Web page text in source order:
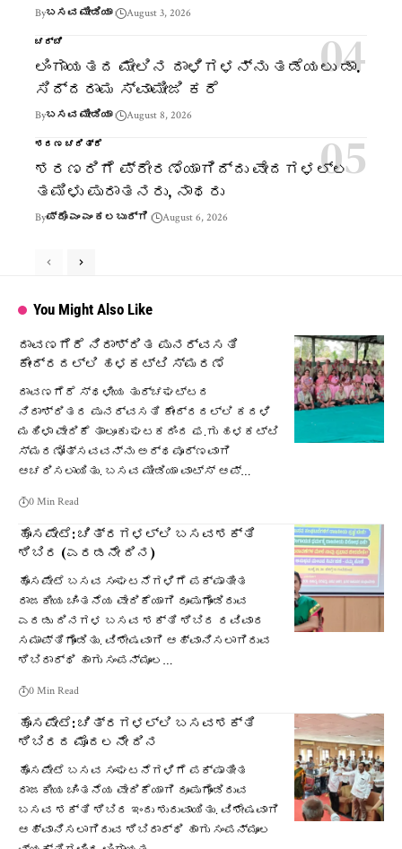
Byಬಸವ ಮೀಡಿಯಾ August 3, 2026
ಚರ್ಚೆ
ಲಿಂಗಾಯತದ ಮೇಲಿನ ದಾಳಿಗಳನ್ನು ತಡೆಯಲು ಡಾ.
ಸಿದ್ದರಾಮ ಸ್ವಾಮೀಜಿ ಕರೆ
Byಬಸವ ಮೀಡಿಯಾ August 8, 2026
ಶರಣ ಚರಿತ್ರೆ
ಶರಣರಿಗೆ ಪ್ರೇರಣೆಯಾಗಿದ್ದು ವೇದಗಳಲ್ಲ
ತಮಿಳು ಪುರಾತನರು, ನಾಥರು
Byಪ್ರೊ ಎಂ ಎಂ ಕಲಬುರ್ಗಿ August 6, 2026
You Might Also Like
ದಾವಣಗೆರೆ ನಿರಾಶ್ರಿತ ಪುನರ್ವಸತಿ
ಕೇಂದ್ರದಲ್ಲಿ ಹಳಕಟ್ಟಿ ಸ್ಮರಣೆ
ದಾವಣಗೆರೆ ಸ್ಥಳೀಯ ತುರ್ಚಘಟ್ಟದ
ನಿರಾಶ್ರಿತರ ಪುನರ್ವಸತಿ ಕೇಂದ್ರದಲ್ಲಿ ಕದಳಿ
ಮಹಿಳಾ ವೇದಿಕೆ ತಾಲೂಕು ಘಟಕದಿಂದ ಫ.ಗು ಹಳಕಟ್ಟಿ
ಸ್ಮರಣೋತ್ಸವವನ್ನು ಅರ್ಥಪೂರ್ಣವಾಗಿ
ಆಚರಿಸಲಾಯಿತು. ಬಸವ ಮೀಡಿಯಾ ವಾಟ್ಸ್ ಆಪ್…
0 Min Read
ಹೊಸಪೇಟೆ: ಚಿತ್ರಗಳಲ್ಲಿ ಬಸವಶಕ್ತಿ
ಶಿಬಿರ (ಎರಡನೇ ದಿನ)
ಹೊಸಪೇಟೆ ಬಸವ ಸಂಘಟನೆಗಳಿಗೆ ಪಕ್ಷಾತೀತ
ರಾಜಕೀಯ ಚಿಂತನೆಯ ವೇದಿಕೆಯಾಗಿ ರೂಪುಗೊಂಡಿರುವ
ಎರಡು ದಿನಗಳ ಬಸವ ಶಕ್ತಿ ಶಿಬಿರ ರವಿವಾರ
ಸಮಾಪ್ತಿಗೊಂಡಿತು. ವಿಶೇಷವಾಗಿ ಆಹ್ವಾನಿಸಲಾಗಿರುವ
ಶಿಬಿರಾರ್ಥಿ ಹಾಗು ಸಂಪನ್ಮೂಲ…
0 Min Read
ಹೊಸಪೇಟೆ: ಚಿತ್ರಗಳಲ್ಲಿ ಬಸವಶಕ್ತಿ
ಶಿಬಿರದ ಮೊದಲನೇ ದಿನ
ಹೊಸಪೇಟೆ ಬಸವ ಸಂಘಟನೆಗಳಿಗೆ ಪಕ್ಷಾತೀತ
ರಾಜಕೀಯ ಚಿಂತನೆಯ ವೇದಿಕೆಯಾಗಿ ರೂಪುಗೊಂಡಿರುವ
ಬಸವ ಶಕ್ತಿ ಶಿಬಿರ ಇಂದು ಶುರುವಾಯಿತು. ವಿಶೇಷವಾಗಿ
ಆಹ್ವಾನಿಸಲಾಗಿರುವ ಶಿಬಿರಾರ್ಥಿ ಹಾಗು ಸಂಪನ್ಮೂಲ